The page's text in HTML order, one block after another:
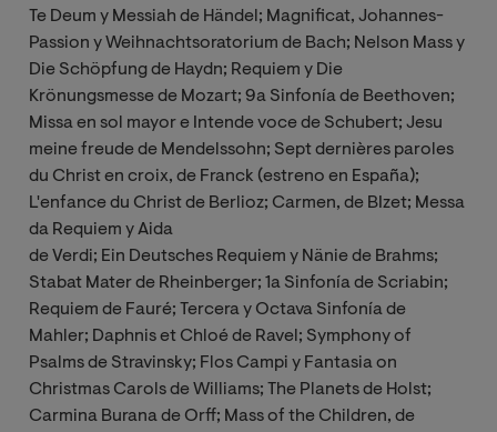
Te Deum y Messiah de Händel; Magnificat, Johannes-
Passion y Weihnachtsoratorium de Bach; Nelson Mass y
Die Schöpfung de Haydn; Requiem y Die
Krönungsmesse de Mozart; 9a Sinfonía de Beethoven;
Missa en sol mayor e Intende voce de Schubert; Jesu
meine freude de Mendelssohn; Sept dernières paroles
du Christ en croix, de Franck (estreno en España);
L'enfance du Christ de Berlioz; Carmen, de BIzet; Messa
da Requiem y Aida
de Verdi; Ein Deutsches Requiem y Nänie de Brahms;
Stabat Mater de Rheinberger; 1a Sinfonía de Scriabin;
Requiem de Fauré; Tercera y Octava Sinfonía de
Mahler; Daphnis et Chloé de Ravel; Symphony of
Psalms de Stravinsky; Flos Campi y Fantasia on
Christmas Carols de Williams; The Planets de Holst;
Carmina Burana de Orff; Mass of the Children, de